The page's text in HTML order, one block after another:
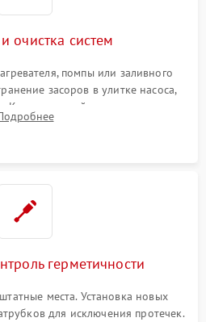
очистка систем
помпы или заливного
засоров в улитке насоса,
Компонентный ремонт платы
поврежденной проводки.
герметичности
места. Установка новых
для исключения протечек.